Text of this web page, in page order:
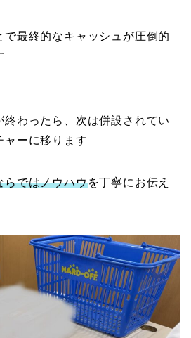
で最終的なキャッシュが圧倒的
終わったら、次は併設されてい
ャーに移ります
らではノウハウを丁寧にお伝え